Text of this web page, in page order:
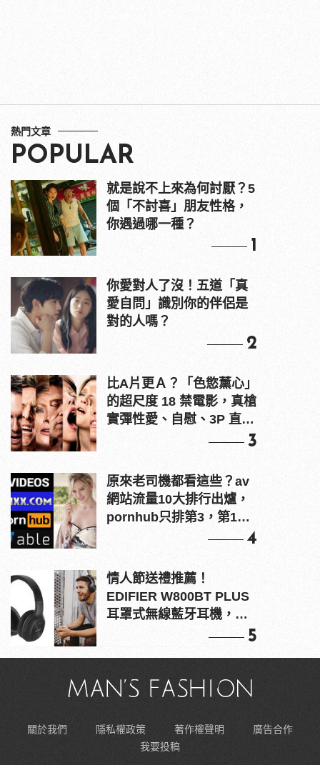
熱門文章
POPULAR
就是說不上來為何討厭？5
個「不討喜」朋友性格，
你遇過哪一種？
1
你愛對人了沒！五道「真
愛自問」識別你的伴侶是
對的人嗎？
2
比A片更Ａ？「色慾薰心」
的超尺度 18 禁電影，真槍
實彈性愛、自慰、3P 直接
3
原來老司機都看這些？av
網站流量10大排行出爐，
pornhub只排第3，第1名
4
情人節送禮推薦！
EDIFIER W800BT PLUS
耳罩式無線藍牙耳機，在
5
關於我們 隱私權政策 著作權聲明
廣告合作
我要投稿